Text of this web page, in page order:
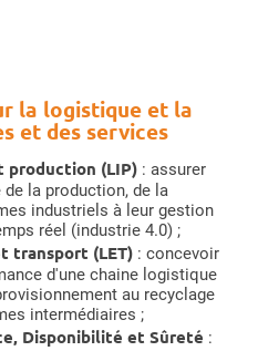
la logistique et la
et des services
production (LIP) : assurer
la production, de la
industriels à leur gestion
réel (industrie 4.0) ;
transport (LET) : concevoir
d'une chaine logistique
au recyclage
intermédiaires ;
Disponibilité et Sûreté :